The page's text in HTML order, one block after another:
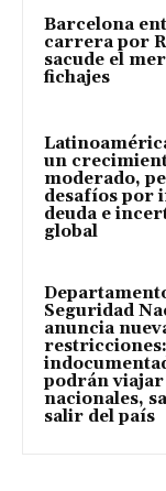
Barcelona
carrera por
sacude el
fichajes
un
moderado,
desafíos por
deuda e
global
Seguridad
anuncia
restricciones:
podrán viajar
nacionales,
salir del país